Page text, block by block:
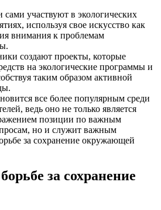
участвуют в экологических
используя свое искусство как
внимания к проблемам
создают проекты, которые
на экологические программы и
таким образом активной
все более популярным среди
ведь оно не только является
позиции по важным
но и служит важным
за сохранение окружающей
за сохранение